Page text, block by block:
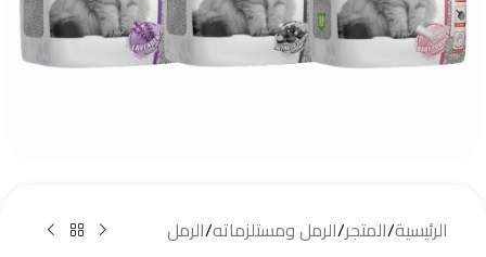
الرئيسية/المتجر/الرمل ومستلزماته/الرمل